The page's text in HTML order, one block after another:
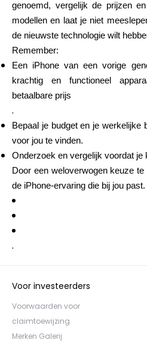
genoemd, vergelijk de prijzen
modellen en laat je niet
de nieuwste technologie wilt
Remember:
Een iPhone van een vorige
krachtig en functioneel
betaalbare prijs
.
Bepaal je budget en je werkelijke
voor jou te vinden.
Onderzoek en vergelijk voordat je
Door een weloverwogen keuze
de iPhone-ervaring die bij jou past.
.
Voor investeerders
Voorwaarden voor
claimtoewijzing
Merken Galerij